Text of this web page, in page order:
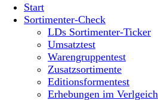
Start
Sortimenter-Check
LDs Sortimenter-Ticker
Umsatztest
Warengruppentest
Zusatzsortimente
Editionsformentest
Erhebungen im Verlgeich